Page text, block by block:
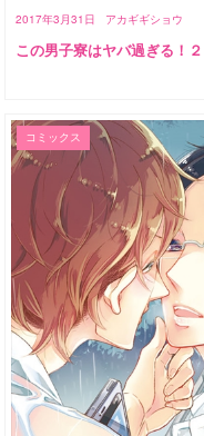
2017年3月31日 アカギギショウ
この男子寮はヤバ過ぎる！２
コミックス